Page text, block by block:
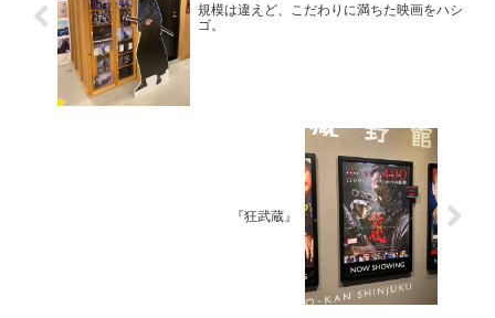
規模は違えど、こだわりに満ちた映画をハシ
ゴ。
『狂武蔵』